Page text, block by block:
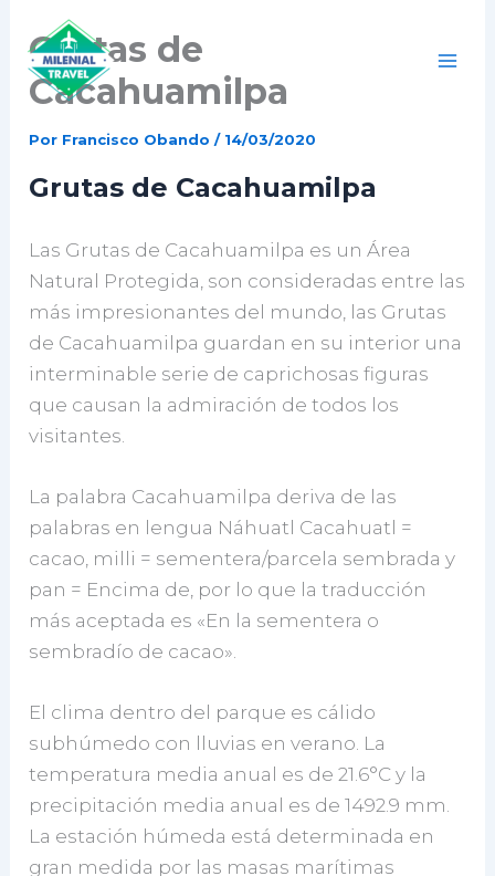
contenido
Grutas de
Cacahuamilpa
Por Francisco Obando/ 14/03/2020
Grutas de Cacahuamilpa
Las Grutas de Cacahuamilpa es un Área
Natural Protegida, son consideradas entre las
más impresionantes del mundo, las Grutas
de Cacahuamilpa guardan en su interior una
interminable serie de caprichosas figuras
que causan la admiración de todos los
visitantes.
La palabra Cacahuamilpa deriva de las
palabras en lengua Náhuatl Cacahuatl =
cacao, milli = sementera/parcela sembrada y
pan = Encima de, por lo que la traducción
más aceptada es «En la sementera o
sembradío de cacao».
El clima dentro del parque es cálido
subhúmedo con lluvias en verano. La
temperatura media anual es de 21.6°C y la
precipitación media anual es de 1492.9 mm.
La estación húmeda está determinada en
gran medida por las masas marítimas